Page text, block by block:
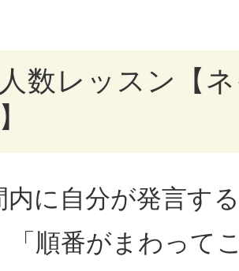
数レッスン【
内に自分が発言す
「順番がまわって